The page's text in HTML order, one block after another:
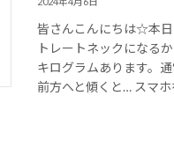
皆さんこんにちは☆本
トレートネックになる
キログラムあります。
前方へと傾くと… スマ